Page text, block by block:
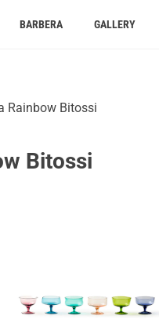
BARBERA GALLERY
Rainbow Bitossi
Bitossi